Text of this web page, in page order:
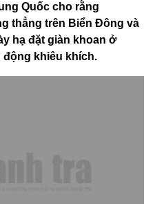
Quốc cho rằng
thẳng trên Biển Đông và
hạ đặt giàn khoan ở
động khiêu khích.